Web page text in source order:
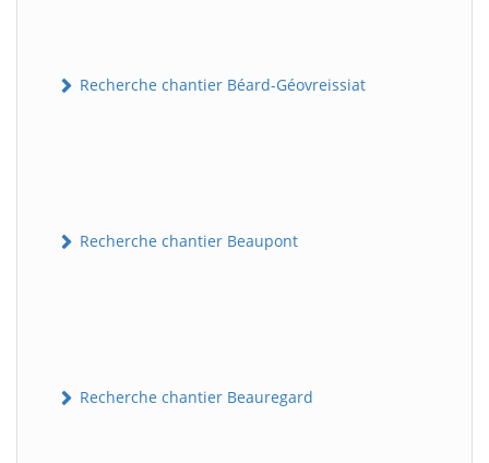
Recherche chantier Béard-Géovreissiat
Recherche chantier Beaupont
Recherche chantier Beauregard